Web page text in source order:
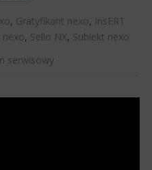
, Gratyfikant nexo, InsERT
nexo, Sello NX, Subiekt nexo
serwisowy